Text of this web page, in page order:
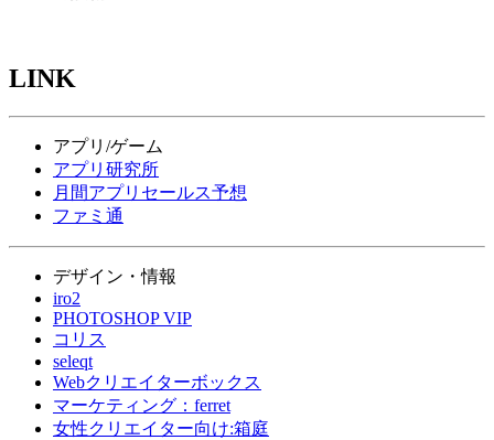
LINK
アプリ/ゲーム
アプリ研究所
月間アプリセールス予想
ファミ通
デザイン・情報
iro2
PHOTOSHOP VIP
コリス
seleqt
Webクリエイターボックス
マーケティング：ferret
女性クリエイター向け:箱庭